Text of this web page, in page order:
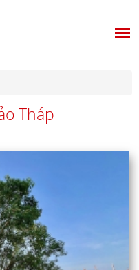
Tháp